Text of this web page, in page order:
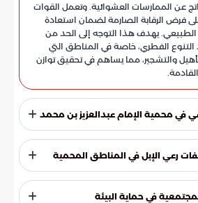
عن الممارسات العشوائية. وتعمل القوات
فرض الرقابة الصارمة لضمان استعادة
الطبيعي. يهدف هذا التوجه إلى الحد من
التنوع الفطري، خاصة في المناطق التي
والتشجير، مما يساهم في تحقيق توازن
في محمية الإمام عبدالعزيز بن محمد
المستمرة، نجحت دوريات الأمن البيئي في
داخل محمية الإمام عبدالعزيز بن محمد
الملكية. وأفادت المصادر بأن المخالفة تمثلت في إدخال (19) متناً
رعي الإبل في المناطق المحمية
لنظام البيئة عقوبات مالية مدروسة
ورفع مستوى الامتثال البيئي. تعكس هذه
في حماية البيئة